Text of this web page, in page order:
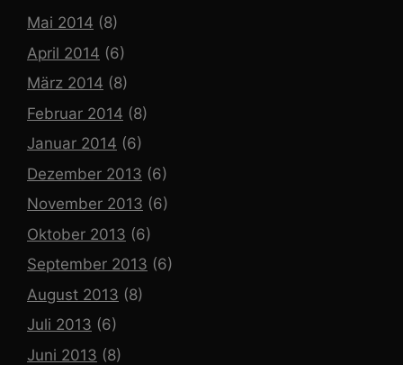
Mai 2014 (8)
April 2014 (6)
März 2014 (8)
Februar 2014 (8)
Januar 2014 (6)
Dezember 2013 (6)
November 2013 (6)
Oktober 2013 (6)
September 2013 (6)
August 2013 (8)
Juli 2013 (6)
Juni 2013 (8)